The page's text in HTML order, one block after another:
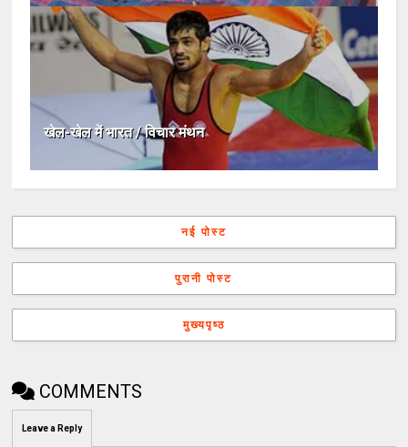
खेल-खेल में भारत / विचार मंथन
नई पोस्ट
पुरानी पोस्ट
मुख्यपृष्ठ
COMMENTS
Leave a Reply